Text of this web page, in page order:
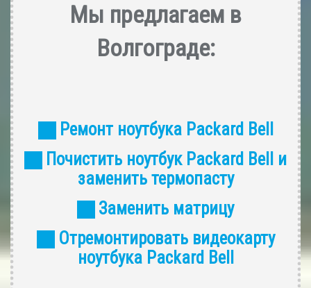
Мы предлагаем в
Волгограде:
Ремонт ноутбука Packard Bell
Почистить ноутбук Packard Bell и
заменить термопасту
Заменить матрицу
Отремонтировать видеокарту
ноутбука Packard Bell